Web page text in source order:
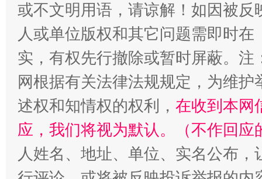
或不文明用语，请谅解！如因被
人或单位版权和其它问题需即时在
实，有权先行撤除或暂时屏蔽。
网根据有关法律法规规定，为维
述权和知情权的权利， 在收到本网
应，我们将视为默认。（不作回应
人姓名、地址、单位、实名公布